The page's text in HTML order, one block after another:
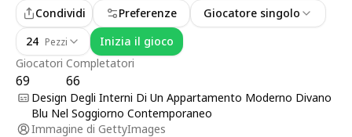
Giocatori
69
Completatori
66
Condividi Preferenze
Giocatore singolo
24 Pezzi Inizia il gioco
Design Degli Interni Di Un Appartamento Moderno Divano
Blu Nel Soggiorno Contemporaneo
Immagine di GettyImages